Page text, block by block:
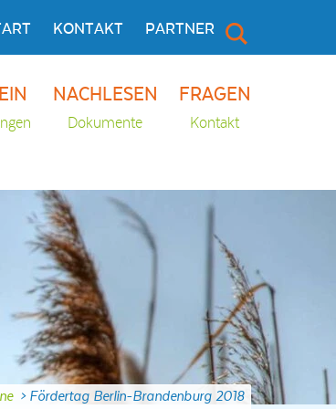
KONTAKT PARTNER
NACHLESEN
Dokumente
FRAGEN
Kontakt
> Fördertag Berlin-Brandenburg 2018